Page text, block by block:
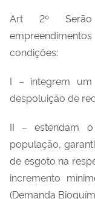
Art 2º Serão
condições:
I – integrem
despoluição de
II – estendam
população,
de esgoto na
incremento
(Demanda